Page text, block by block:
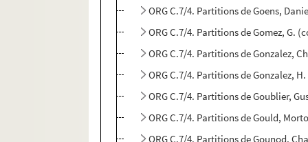
ORG C.7/4. Partitions de Goens,
ORG C.7/4. Partitions de Gomez, G.
ORG C.7/4. Partitions de Gonzalez,
ORG C.7/4. Partitions de Gonzalez,
ORG C.7/4. Partitions de Goublier,
ORG C.7/4. Partitions de Gould,
ORG C.7/4. Partitions de Gounod,